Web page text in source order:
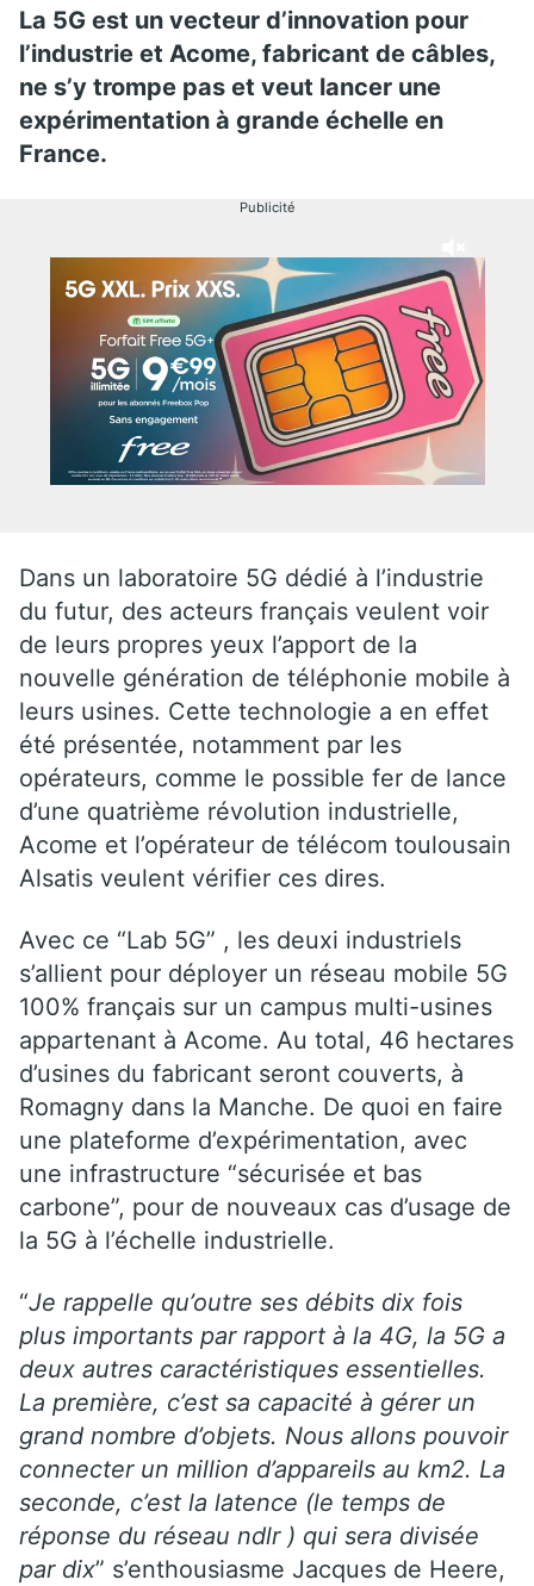
La 5G est un vecteur d’innovation pour
l’industrie et Acome, fabricant de câbles,
ne s’y trompe pas et veut lancer une
expérimentation à grande échelle en
France.
Publicité
Dans un laboratoire 5G dédié à l’industrie
du futur, des acteurs français veulent voir
de leurs propres yeux l’apport de la
nouvelle génération de téléphonie mobile à
leurs usines. Cette technologie a en effet
été présentée, notamment par les
opérateurs, comme le possible fer de lance
d’une quatrième révolution industrielle,
Acome et l’opérateur de télécom toulousain
Alsatis veulent vérifier ces dires.
Avec ce “Lab 5G” , les deuxi industriels
s’allient pour déployer un réseau mobile 5G
100% français sur un campus multi-usines
appartenant à Acome. Au total, 46 hectares
d’usines du fabricant seront couverts, à
Romagny dans la Manche. De quoi en faire
une plateforme d’expérimentation, avec
une infrastructure “sécurisée et bas
carbone”, pour de nouveaux cas d’usage de
la 5G à l’échelle industrielle.
“Je rappelle qu’outre ses débits dix fois
plus importants par rapport à la 4G, la 5G a
deux autres caractéristiques essentielles.
La première, c’est sa capacité à gérer un
grand nombre d’objets. Nous allons pouvoir
connecter un million d’appareils au km2. La
seconde, c’est la latence (le temps de
réponse du réseau ndlr ) qui sera divisée
par dix” s’enthousiasme Jacques de Heere,